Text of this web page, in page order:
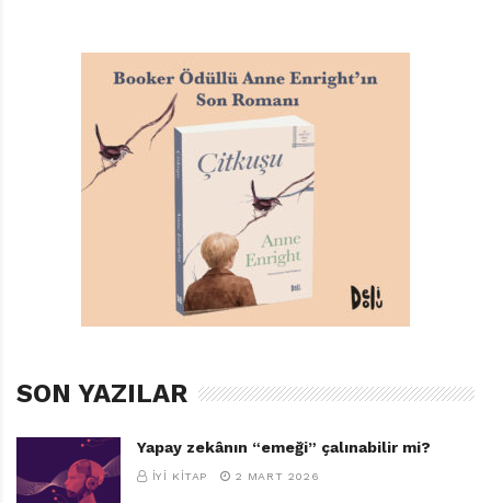
Yazan-Çizen: Yusei Matsui / Türkçeleştiren: Fuat Yurtlu
/ Yayıncı: Gerekli Şeyler / Hedef kitle: Ortaokul 7. sınıf
bacaklara sahip garip bir varlık, dünyanın uydusu Ay’ı
patlatmış ardından da Dünya’yı patlatma tehdidinde
bulunmuştur. Bu da yetmezmiş gibi, bir okulun tembel
oldukları gerekçesiyle gözden çıkardığı bir grup
SON YAZILAR
Yapay zekânın “emeği” çalınabilir mi?
İYI KITAP 2 MART 2026